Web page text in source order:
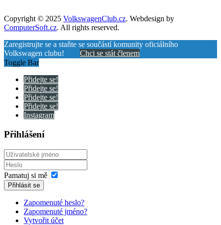
Copyright © 2025 VolkswagenClub.cz. Webdesign by
ComputerSoft.cz. All rights reserved.
Zaregistrujte se a staňte se součástí komunity oficiálního
Volkswagen clubu! Chci se stát členem
Toggle Bar
Přidejte se!
Přidejte se!
Přidejte se!
Přidejte se!
Instagram
Přihlášení
Pamatuj si mě
Přihlásit se
Zapomenuté heslo?
Zapomenuté jméno?
Vytvořit účet